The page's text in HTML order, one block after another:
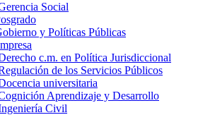
Social
y Políticas Públicas
c.m. en Política Jurisdiccional
de los Servicios Públicos
universitaria
Aprendizaje y Desarrollo
Civil